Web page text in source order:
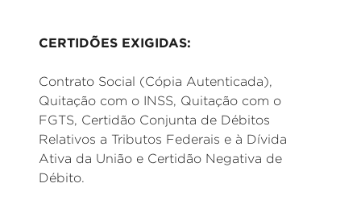
CERTIDÕES EXIGIDAS:
Contrato Social (Cópia Autenticada),
Quitação com o INSS, Quitação com o
FGTS, Certidão Conjunta de Débitos
Relativos a Tributos Federais e à Dívida
Ativa da União e Certidão Negativa de
Débito.